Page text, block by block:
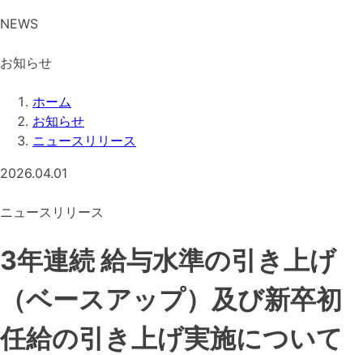
NEWS
お知らせ
ホーム
お知らせ
ニュースリリース
2026.04.01
ニュースリリース
3年連続 給与水準の引き上げ
（ベースアップ）及び新卒初
任給の引き上げ実施について